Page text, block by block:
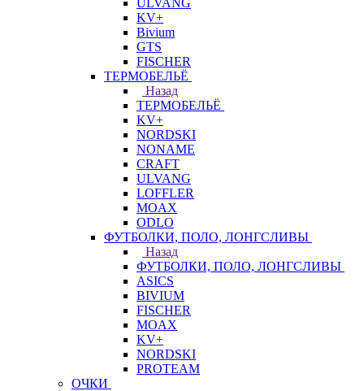
ULVANG
KV+
Bivium
GTS
FISCHER
ТЕРМОБЕЛЬЁ
Назад
ТЕРМОБЕЛЬЁ
KV+
NORDSKI
NONAME
CRAFT
ULVANG
LOFFLER
MOAX
ODLO
ФУТБОЛКИ, ПОЛО, ЛОНГСЛИВЫ
Назад
ФУТБОЛКИ, ПОЛО, ЛОНГСЛИВЫ
ASICS
BIVIUM
FISCHER
MOAX
KV+
NORDSKI
PROTEAM
ОЧКИ